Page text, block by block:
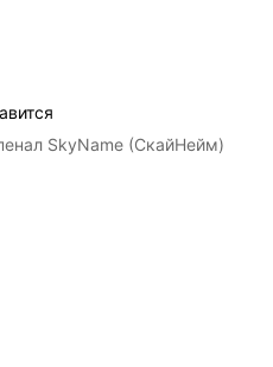
SkyName (СкайНейм)